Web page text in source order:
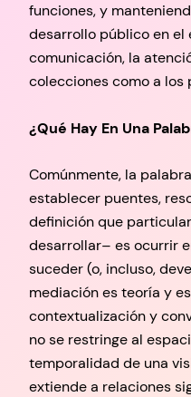
funciones, y
desarrollo público en
comunicación, la
colecciones como a los
¿Qué Hay En Una
Comúnmente, la
establecer puentes,
definición que
desarrollar– es ocurrir
suceder (o, incluso,
mediación es teoría y
contextualización y
no se restringe al
temporalidad de una
extiende a relaciones